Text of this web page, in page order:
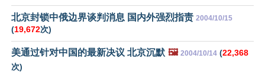
北京封锁中俄边界谈判消息 国内外强烈指责 2004/10/15
(19,672次)
美通过针对中国的最新决议 北京沉默 🖼️ 2004/10/14 (22,368
次)